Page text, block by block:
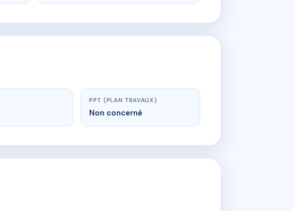
PPT (PLAN TRAVAUX)
Non concerné